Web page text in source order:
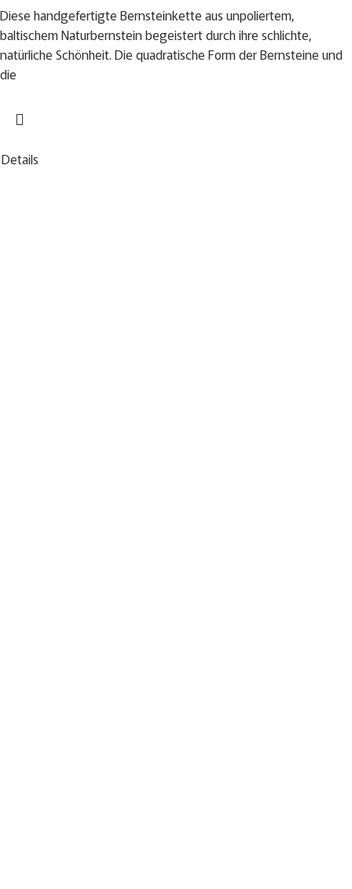
Diese handgefertigte Bernsteinkette aus unpoliertem,
baltischem Naturbernstein begeistert durch ihre schlichte,
natürliche Schönheit. Die quadratische Form der Bernsteine und
die
Details